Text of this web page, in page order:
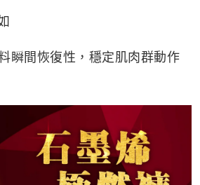
瞬間恢復性，穩定肌肉群動作